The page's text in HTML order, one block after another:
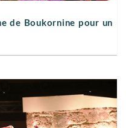
de Boukornine pour un